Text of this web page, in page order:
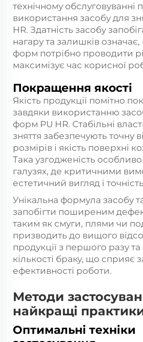
технічному обслуговуванні
використання засобу для
HR. Здатність засобу
нагару та залишків
форм потрібно проводити
максимізує час корисної
Покращення якості
Якість продукції помітно
завдяки використанню
форм PU HR. Стабільні
зняття забезпечують точну
розмірів і якість поверхні
Така узгодженість
галузях, де критичними
естетичний вигляд і
Унікальна формула засобу
запобігти поширеним
таким як смуги, плями чи
призводить до вищого
продукції з першого разу
кількості браку, що сприяє
ефективності роботи.
Методи
найкращі
Оптимальні техніки